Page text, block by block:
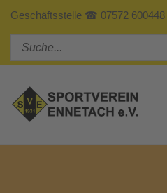
Geschäftsstelle ☎ 07572 600448